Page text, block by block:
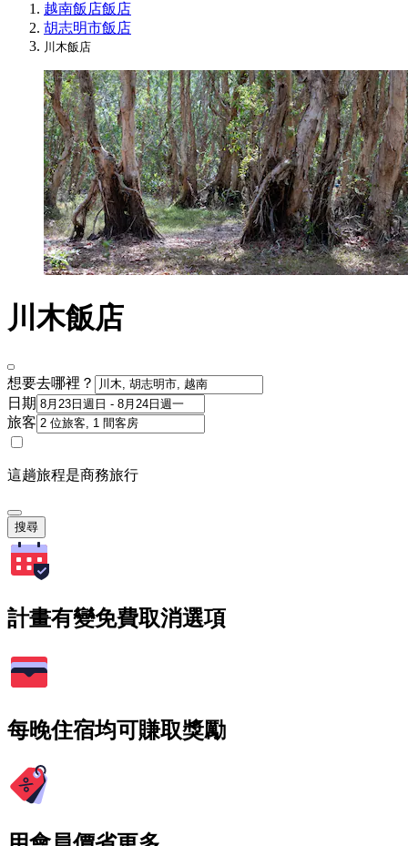
越南飯店飯店
胡志明市飯店
川木飯店
川木飯店
想要去哪裡？
日期
旅客
這趟旅程是商務旅行
搜尋
計畫有變免費取消選項
每晚住宿均可賺取獎勵